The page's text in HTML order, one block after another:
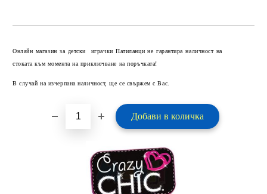
Онлайн магазин за детски играчки Патиланци не гарантира наличност на
стоката към момента на приключване на поръчката!
В случай на изчерпана наличност, ще се свържем с Вас.